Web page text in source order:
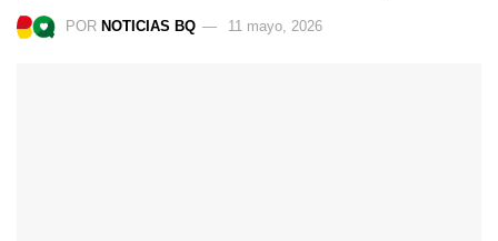
POR NOTICIAS BQ 11 mayo, 2026